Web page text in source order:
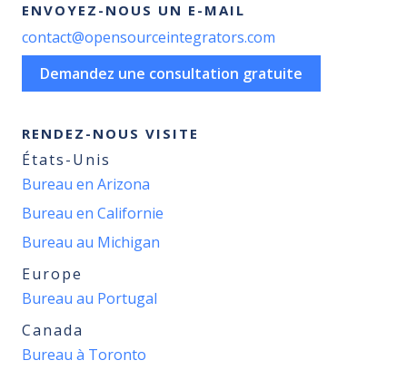
ENVOYEZ-NOUS UN E-MAIL
contact@opensourceintegrators.com
Demandez une consultation gratuite
RENDEZ-NOUS VISITE
États-Unis
Bureau en Arizona
Bureau en Californie
Bureau au Michigan
Europe
Bureau au Portugal
Canada
Bureau à Toronto